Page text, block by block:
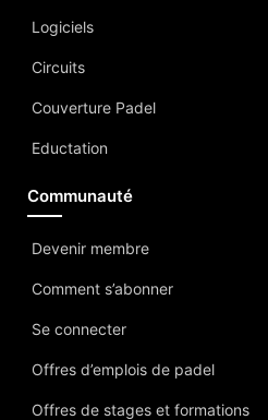
Logiciels
Circuits
Couverture Padel
Eductation
Communauté
Devenir membre
Comment s’abonner
Se connecter
Offres d’emplois de padel
Offres de stages et formations